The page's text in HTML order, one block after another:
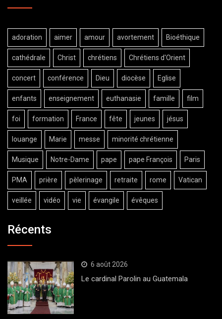
adoration aimer amour avortement Bioéthique
cathédrale Christ chrétiens Chrétiens d'Orient
concert conférence Dieu diocèse Eglise
enfants enseignement euthanasie famille film
foi formation France fête jeunes jésus
louange Marie messe minorité chrétienne
Musique Notre-Dame pape pape François Paris
PMA prière pèlerinage retraite rome Vatican
veillée vidéo vie évangile évêques
Récents
6 août 2026
Le cardinal Parolin au Guatemala